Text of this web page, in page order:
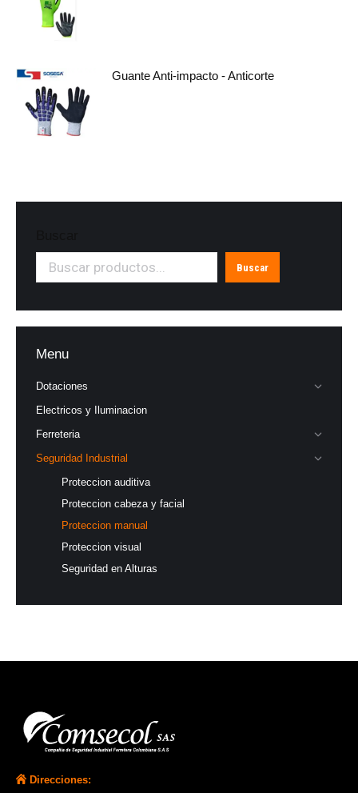
Guante Anti-impacto - Anticorte
Buscar
Menu
Dotaciones
Electricos y Iluminacion
Ferreteria
Seguridad Industrial
Proteccion auditiva
Proteccion cabeza y facial
Proteccion manual
Proteccion visual
Seguridad en Alturas
Direcciones: